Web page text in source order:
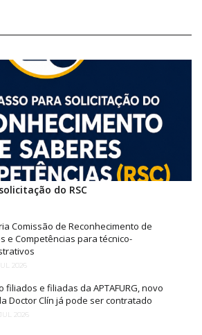
do RSC
Comissão de Reconhecimento de
e Competências para técnico-
2026
filiados e filiadas da APTAFURG, novo
Doctor Clín já pode ser contratado
2026